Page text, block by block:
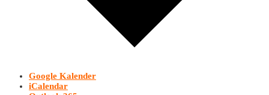
Google Kalender
iCalendar